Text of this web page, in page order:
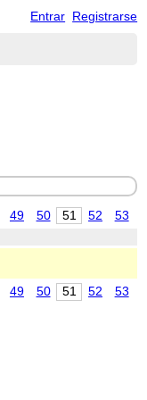
Entrar Registrarse
49 50 51 52 53
49 50 51 52 53